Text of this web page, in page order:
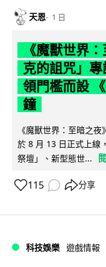
天恩 1 日
《魔獸世界
克的詛咒」
領門檻而設
鐘
《魔獸世界：至暗之
於 8 月 13 日正式上線
祭壇」、新型態世...
115 分享
科技娛樂 遊戲情報